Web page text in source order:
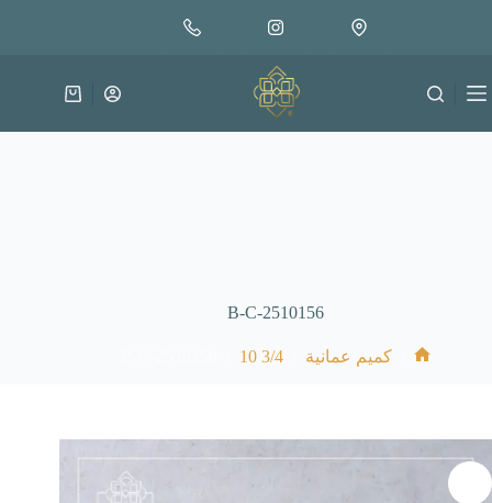
متوفر في المخزون
إضافة إلى السلة
عربة
B-C-2510156
كميم عمانية 3/4 10